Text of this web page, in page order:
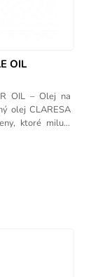
OIL
OIL – Olej na
olej CLARESA
ktoré milujú